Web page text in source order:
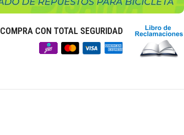
COMPRA CON TOTAL SEGURIDAD